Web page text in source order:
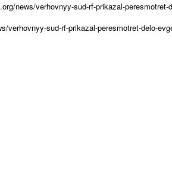
news/verhovnyy-sud-rf-prikazal-peresmotret-
verhovnyy-sud-rf-prikazal-peresmotret-delo-